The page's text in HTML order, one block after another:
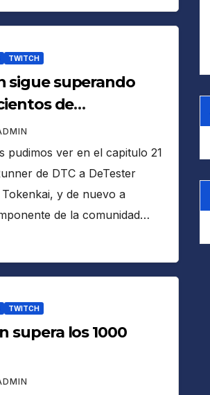
TWITCH
sigue superando
de
en sus directos se
de 50 Subs
pudimos ver en el capitulo 21
de DTC a DeTester
y de nuevo a
de la comunidad…
TWITCH
supera los 1000